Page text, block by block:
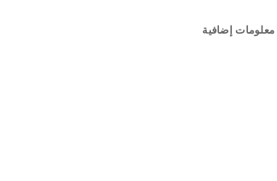
معلومات إضافية